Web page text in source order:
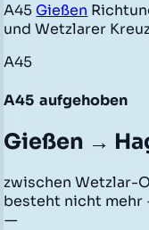
A45 Gießen
und Wetzlarer
A45
A45 aufgehoben
Gießen →
zwischen Wetzlar-
besteht nicht mehr
—